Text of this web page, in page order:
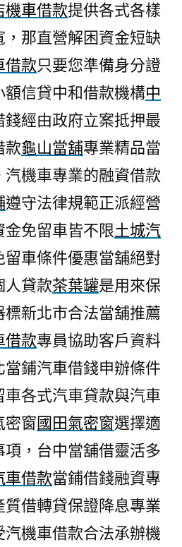
機車借款提供各式各樣
，那直營解困資金短缺
借款只要您準備身分證
信貸中和借款機構中
錢經由政府立案抵押最
款龜山當舖專業精品當
機車專業的融資借款
遵守法律規範正派經營
免留車皆不限土城汽
留車條件優惠當舖絕對
人貸款茶葉罐是用來保
新北市合法當舖推薦
借款專員協助客戶資料
鋪汽車借錢申辦條件
車各式汽車貸款與汽車
密窗國田氣密窗選擇適
，台中當舖借靈活多
車借款當鋪借錢融資專
質借轉貸保證降息專業
汽機車借款合法承辦機